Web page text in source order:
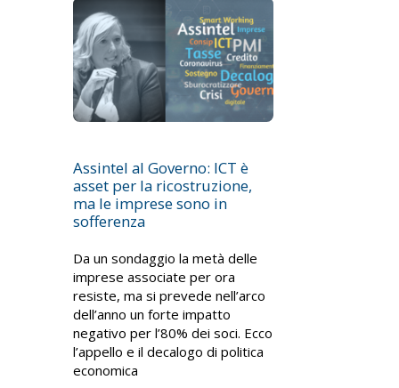
Assintel al Governo: ICT è
asset per la ricostruzione,
ma le imprese sono in
sofferenza
Da un sondaggio la metà delle
imprese associate per ora
resiste, ma si prevede nell’arco
dell’anno un forte impatto
negativo per l’80% dei soci. Ecco
l’appello e il decalogo di politica
economica